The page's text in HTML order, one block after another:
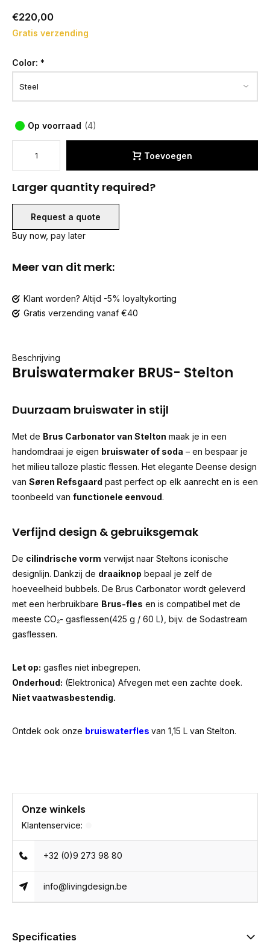
€220,00
Gratis verzending
Color: *
Op voorraad (4)
Toevoegen
Larger quantity required?
Request a quote
Buy now, pay later
Meer van dit merk:
Klant worden? Altijd -5% loyaltykorting
Gratis verzending vanaf €40
Beschrijving
Bruiswatermaker BRUS- Stelton
Duurzaam bruiswater in stijl
Met de Brus Carbonator van Stelton maak je in een
handomdraai je eigen bruiswater of soda – en bespaar je
het milieu talloze plastic flessen. Het elegante Deense design
van Søren Refsgaard past perfect op elk aanrecht en is een
toonbeeld van functionele eenvoud.
Verfijnd design & gebruiksgemak
De cilindrische vorm verwijst naar Steltons iconische
designlijn. Dankzij de draaiknop bepaal je zelf de
hoeveelheid bubbels. De Brus Carbonator wordt geleverd
met een herbruikbare Brus-fles en is compatibel met de
meeste CO₂- gasflessen(425 g / 60 L), bijv. de Sodastream
gasflessen.
Let op: gasfles niet inbegrepen.
Onderhoud: (Elektronica) Afvegen met een zachte doek.
Niet vaatwasbestendig.
Ontdek ook onze bruiswaterfles van 1,15 L van Stelton.
Onze winkels
Klantenservice:
+32 (0)9 273 98 80
info@livingdesign.be
Specificaties